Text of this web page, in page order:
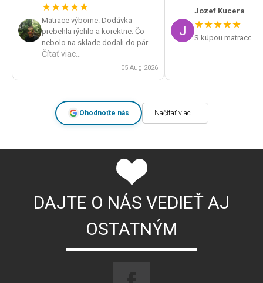
★★★★★
Matrace výborne. Dodávka
prebehla rýchlo a korektne. Čo
nebolo na sklade dodali do pár
dní. Veľká spokojnosť a určite by
som obchod odporúčal.
Čítať viac...
05 Aug 2026
Jozef Kucera
★★★★★
S kúpou matracov
Ohodnoťte nás Načítať viac...
DAJTE O NÁS VEDIEŤ AJ
OSTATNÝM